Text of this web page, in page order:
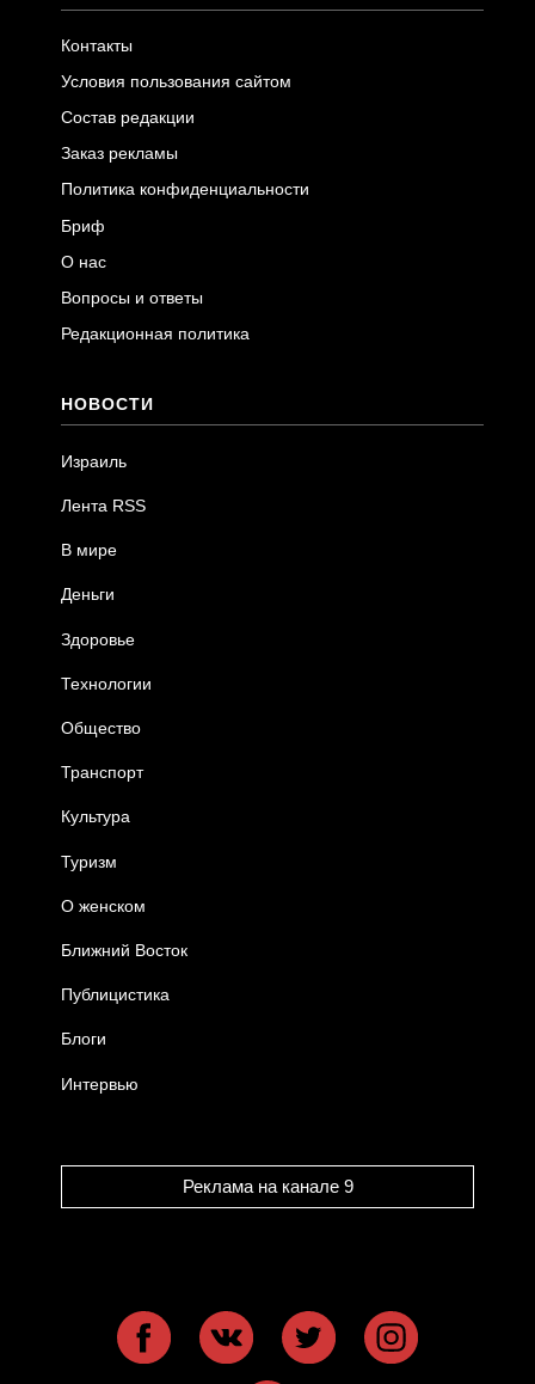
Контакты
Условия пользования сайтом
Состав редакции
Заказ рекламы
Политика конфиденциальности
Бриф
О нас
Вопросы и ответы
Редакционная политика
НОВОСТИ
Израиль
Лента RSS
В мире
Деньги
Здоровье
Технологии
Общество
Транспорт
Культура
Туризм
О женском
Ближний Восток
Публицистика
Блоги
Интервью
Реклама на канале 9